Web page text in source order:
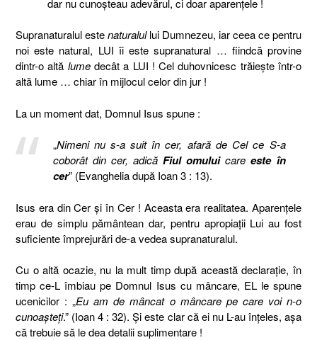
Supranaturalul estenaturalullui Dumnezeu, iar ceea ce pentru
noi este natural, LUI îi este supranatural … fiindcă provine
dintr-o altă lumedecât a LUI ! Cel duhovnicesc trăieşte într-o
altă lume … chiar în mijlocul celor din jur !
La un moment dat, Domnul Isus spune :
„Nimeni nu s-a suit în cer, afară de Cel ce S-a
coborât din cer, adicăFiul omuluicareeste în
cer” (Evanghelia după Ioan 3 : 13).
Isus era din Cer şi în Cer ! Aceasta era realitatea. Aparenţele
erau de simplu pământean dar, pentru apropiaţii Lui au fost
suficiente împrejurări de-a vedea supranaturalul.
Cu o altă ocazie, nu la mult timp după această declaraţie, în
timp ce-L îmbiau pe Domnul Isus cu mâncare, EL le spune
ucenicilor : „Eu am de mâncat o mâncare pe care voi n-o
cunoaşteţi.” (Ioan 4 : 32). Şi este clar că ei nu L-au înţeles, aşa
că trebuie să le dea detalii suplimentare !